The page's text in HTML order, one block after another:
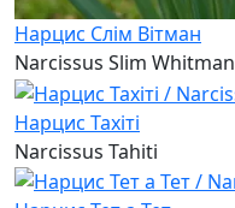
Нарцис Слім Вітман
Narcissus Slim Whitman
Нарцис Тахіті
Narcissus Tahiti